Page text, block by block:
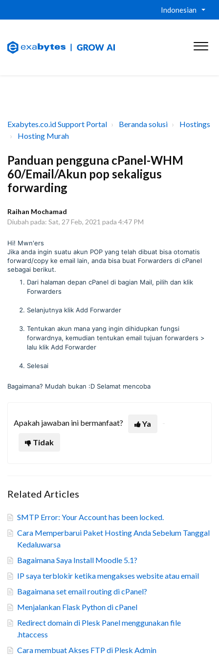
Indonesian
Exabytes.co.id Support Portal Beranda solusi
Hostings
Hosting Murah
Panduan pengguna cPanel-WHM
60/Email/Akun pop sekaligus
forwarding
Raihan Mochamad
Diubah pada: Sat, 27 Feb, 2021 pada 4:47 PM
Hi! Mwn'ers
Jika anda ingin suatu akun POP yang telah dibuat bisa otomatis
forward/copy ke email lain, anda bisa buat Forwarders di cPanel
sebagai berikut.
Dari halaman depan cPanel di bagian Mail, pilih dan klik
Forwarders
Selanjutnya klik Add Forwarder
Tentukan akun mana yang ingin dihidupkan fungsi
forwardnya, kemudian tentukan email tujuan forwarders >
lalu klik Add Forwarder
Selesai
Bagaimana? Mudah bukan :D Selamat mencoba
Apakah jawaban ini bermanfaat?
Ya
Tidak
Related Articles
SMTP Error: Your Account has been locked.
Cara Memperbarui Paket Hosting Anda Sebelum Tanggal
Kedaluwarsa
Bagaimana Saya Install Moodle 5.1?
IP saya terblokir ketika mengakses website atau email
Bagaimana set email routing di cPanel?
Menjalankan Flask Python di cPanel
Redirect domain di Plesk Panel menggunakan file
.htaccess
Cara membuat Akses FTP di Plesk Admin